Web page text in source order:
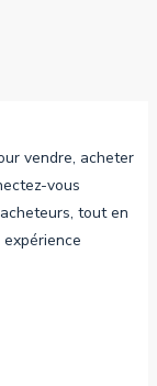
vendre, acheter
vous
tout en